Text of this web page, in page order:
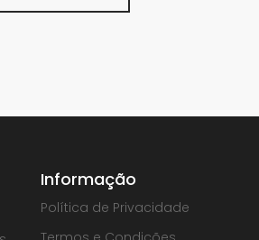
Informação
Política de Privacidade